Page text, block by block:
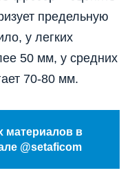
предельную
у легких
50 мм, у средних
70-80 мм.
материалов в
@setaficom